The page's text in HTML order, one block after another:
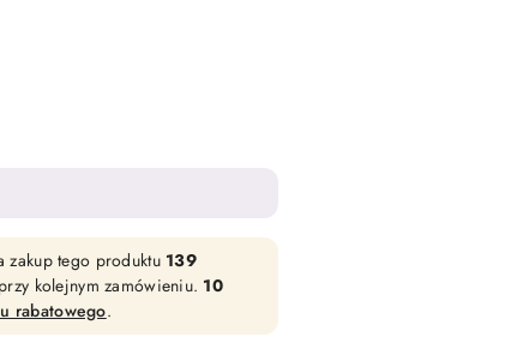
zakup tego produktu 139
kolejnym zamówieniu. 10
rabatowego.